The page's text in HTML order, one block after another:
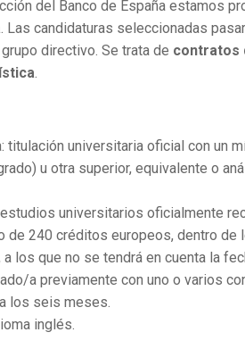
del Banco de España estamos
. Las candidaturas seleccionadas
directivo. Se trata de contratos
.
titulación universitaria oficial con un
u otra superior, equivalente o
universitarios oficialmente
de 240 créditos europeos, dentro
los que no se tendrá en cuenta la
a previamente con uno o varios
los seis meses.
inglés.